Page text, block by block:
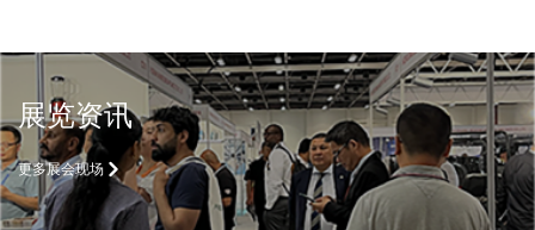
展览资讯
更多展会现场